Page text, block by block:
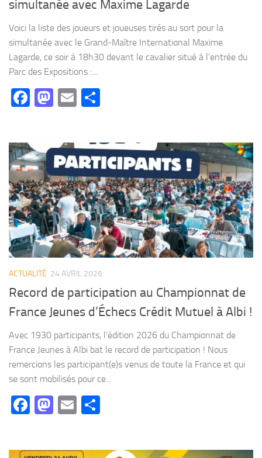
simultanée avec Maxime Lagarde
Voici la liste des joueurs et joueuses tirés au sort pour la
simultanée avec le Grand-Maître International Maxime
Lagarde, ce soir à 18h30 devant le cavalier situé à l’entrée du
Parc des Expositions :...
Facebook
Mastodon
Email
ACTUALITÉ 24 AVRIL 2026
Record de participation au Championnat de
France Jeunes d’Échecs Crédit Mutuel à Albi !
Avec 1930 participants, l’édition 2026 du Championnat de
France Jeunes à Albi bat le record de participation ! Nous
remercions les participant(e)s venus de toute la France et qui
se sont mobilisés pour ce...
Facebook
Mastodon
Email